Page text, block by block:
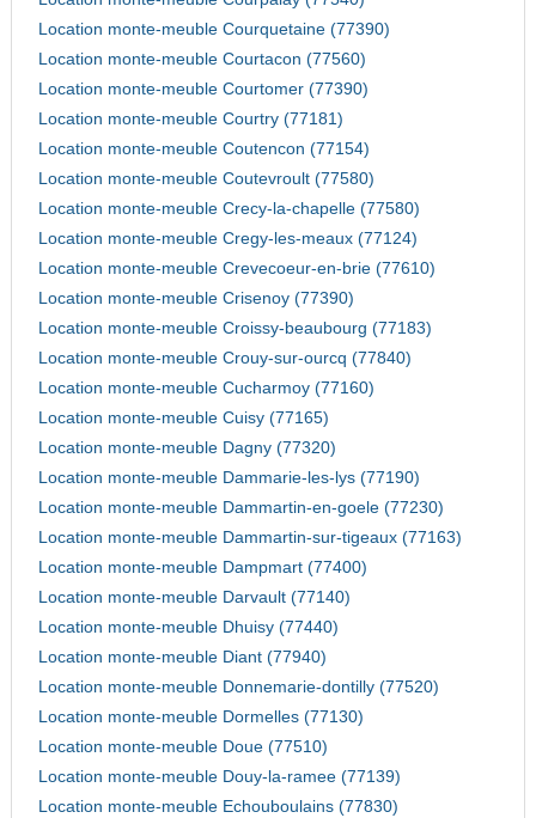
Location monte-meuble Courquetaine (77390)
Location monte-meuble Courtacon (77560)
Location monte-meuble Courtomer (77390)
Location monte-meuble Courtry (77181)
Location monte-meuble Coutencon (77154)
Location monte-meuble Coutevroult (77580)
Location monte-meuble Crecy-la-chapelle (77580)
Location monte-meuble Cregy-les-meaux (77124)
Location monte-meuble Crevecoeur-en-brie (77610)
Location monte-meuble Crisenoy (77390)
Location monte-meuble Croissy-beaubourg (77183)
Location monte-meuble Crouy-sur-ourcq (77840)
Location monte-meuble Cucharmoy (77160)
Location monte-meuble Cuisy (77165)
Location monte-meuble Dagny (77320)
Location monte-meuble Dammarie-les-lys (77190)
Location monte-meuble Dammartin-en-goele (77230)
Location monte-meuble Dammartin-sur-tigeaux (77163)
Location monte-meuble Dampmart (77400)
Location monte-meuble Darvault (77140)
Location monte-meuble Dhuisy (77440)
Location monte-meuble Diant (77940)
Location monte-meuble Donnemarie-dontilly (77520)
Location monte-meuble Dormelles (77130)
Location monte-meuble Doue (77510)
Location monte-meuble Douy-la-ramee (77139)
Location monte-meuble Echouboulains (77830)